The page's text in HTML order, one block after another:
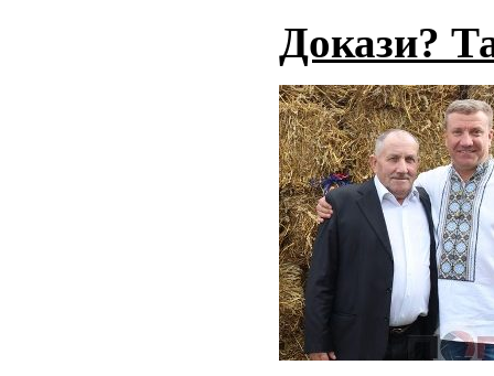
Докази?